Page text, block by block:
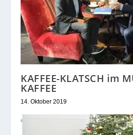
KAFFEE-KLATSCH im
KAFFEE
14. Oktober 2019